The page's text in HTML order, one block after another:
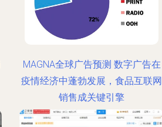
MAGNA全球广告预测 数字广告在
疫情经济中蓬勃发展，食品互联网
销售成关键引擎